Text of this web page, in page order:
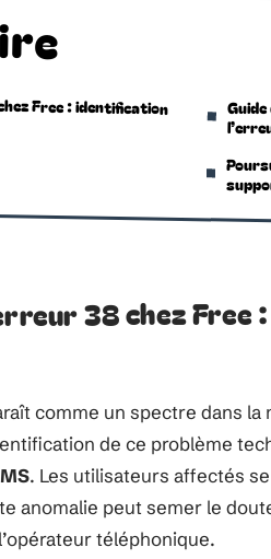
Free : identification
38 chez
comme un spectre dans la
de ce problème
. Les utilisateurs affectés
anomalie peut semer le
téléphonique.